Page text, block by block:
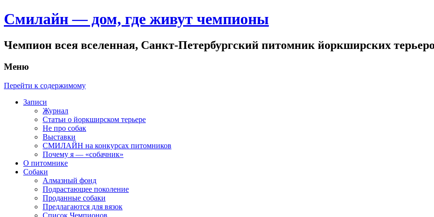
Смилайн — дом, где живут чемпионы
Чемпион всея вселенная, Санкт-Петербургский питомник йоркширских
Меню
Перейти к содержимому
Записи
Журнал
Статьи о йоркширском терьере
Не про собак
Выставки
СМИЛАЙН на конкурсах питомников
Почему я — «собачник»
О питомнике
Собаки
Алмазный фонд
Подрастающее поколение
Проданные собаки
Предлагаются для вязок
Список Чемпионов